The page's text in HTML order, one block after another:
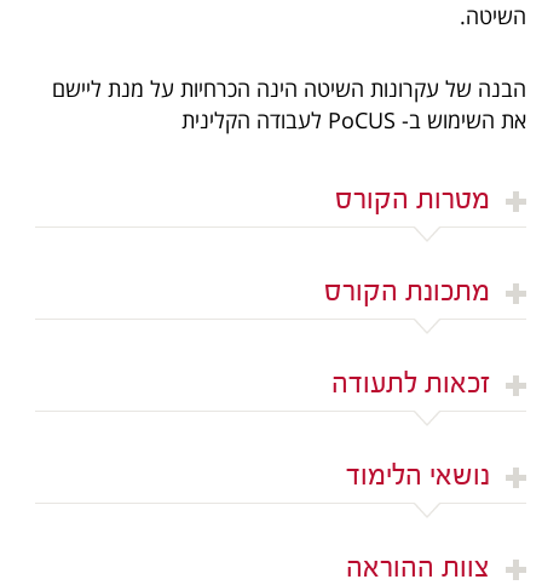
השיטה.
הבנה של עקרונות השיטה הינה הכרחיות על מנת ליישם
את השימוש ב- PoCUS לעבודה הקלינית
מטרות הקורס
מתכונת הקורס
זכאות לתעודה
נושאי הלימוד
צוות ההוראה